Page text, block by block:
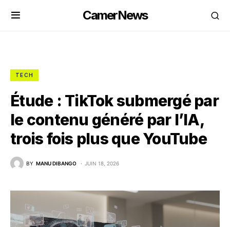
CamerNews
TECH
Étude : TikTok submergé par
le contenu généré par l’IA,
trois fois plus que YouTube
BY MANU DIBANGO JUIN 18, 2026